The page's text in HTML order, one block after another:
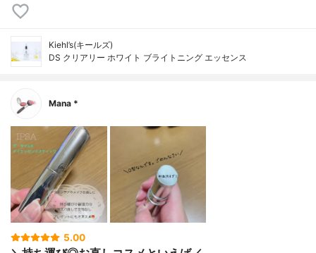
Kiehl’s(キールズ)
DS クリアリー ホワイト ブライトニング エッセンス
Mana *
5.00